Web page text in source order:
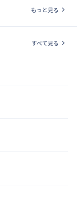
もっと見る chevron_right
すべて見る chevron_right